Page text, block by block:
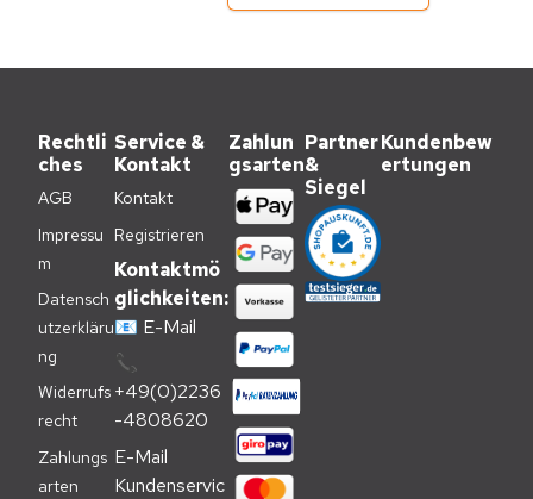
Rechtli
ches
AGB
Impressu
m
Datensch
utzerkläru
ng
Widerrufs
recht
Zahlungs
arten
Service &
Kontakt
Kontakt
Registrieren
Kontaktmö
glichkeiten:
📧 E-Mail
📞
+49(0)2236
-4808620
E-Mail
Kundenservic
Zahlun
gsarten
Partner
&
Siegel
Kundenbew
ertungen